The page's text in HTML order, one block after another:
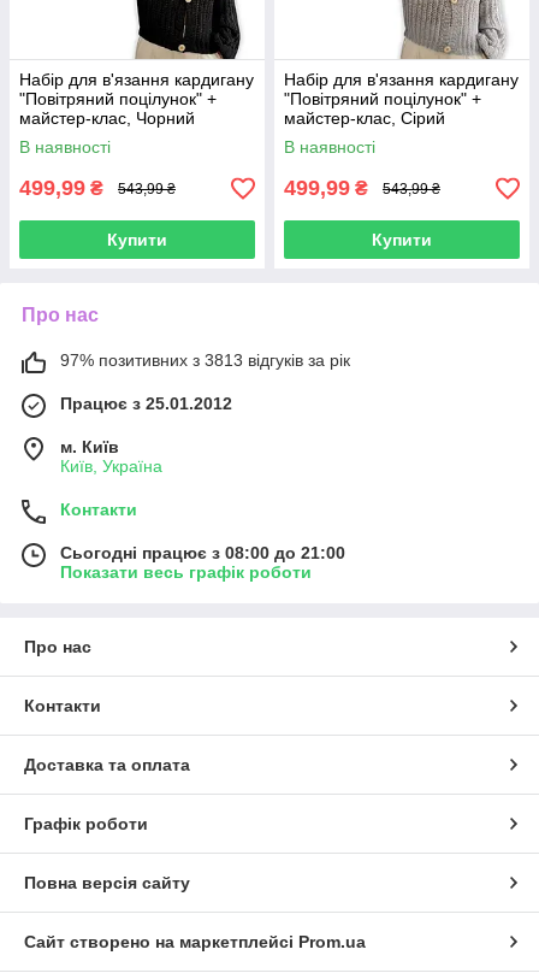
Набір для в'язання кардигану
"Повітряний поцілунок" +
майстер-клас, Чорний
В наявності
499,99 ₴ 543,99 ₴
Купити
Набір для в'язання кардигану
"Повітряний поцілунок" +
майстер-клас, Сірий
В наявності
499,99 ₴ 543,99 ₴
Купити
Про нас
97% позитивних з 3813 відгуків за рік
Працює з 25.01.2012
м. Київ
Київ, Україна
Контакти
Сьогодні працює з 08:00 до 21:00
Показати весь графік роботи
Про нас
Контакти
Доставка та оплата
Графік роботи
Повна версія сайту
Сайт створено на маркетплейсі Prom.ua